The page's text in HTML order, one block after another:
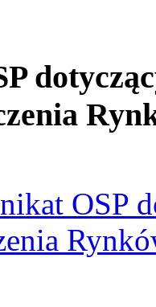
OSP